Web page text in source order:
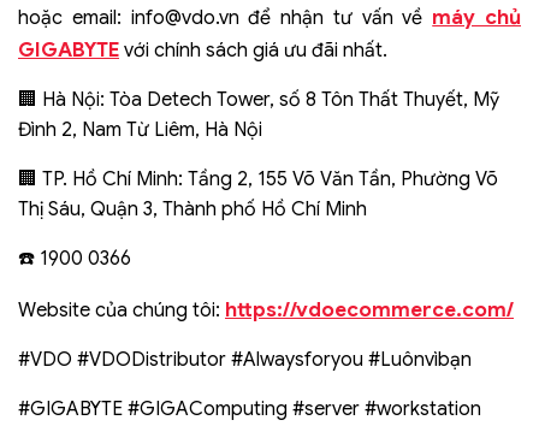
hoặc email: info@vdo.vn để nhận tư vấn về máy chủ
GIGABYTE với chính sách giá ưu đãi nhất.
🏢 Hà Nội: Tòa Detech Tower, số 8 Tôn Thất Thuyết, Mỹ
Đình 2, Nam Từ Liêm, Hà Nội
🏢 TP. Hồ Chí Minh: Tầng 2, 155 Võ Văn Tần, Phường Võ
Thị Sáu, Quận 3, Thành phố Hồ Chí Minh
☎️ 1900 0366
Website của chúng tôi: https://vdoecommerce.com/
#VDO #VDODistributor #Alwaysforyou #Luônvìbạn
#GIGABYTE #GIGAComputing #server #workstation